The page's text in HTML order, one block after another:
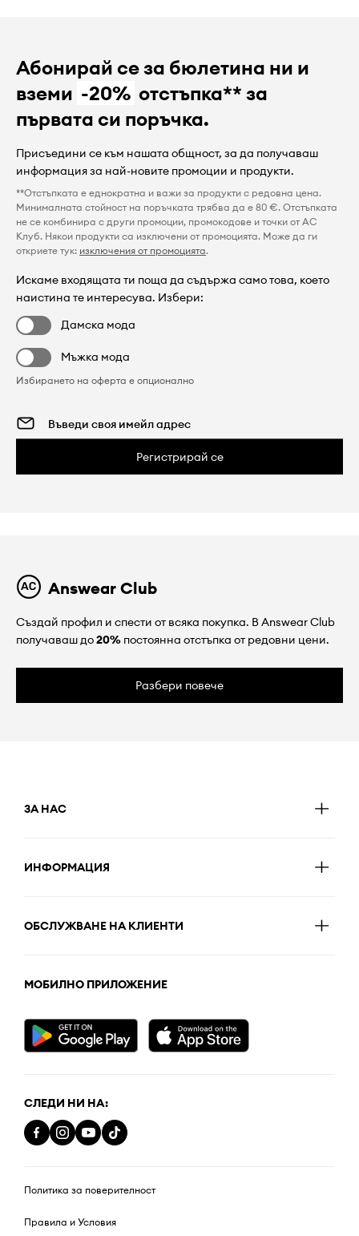
Абонирай се за бюлетина ни и
вземи -20% отстъпка** за
първата си поръчка.
Присъедини се към нашата общност, за да получаваш
информация за най-новите промоции и продукти.
**Отстъпката е еднократна и важи за продукти с редовна цена.
Минималната стойност на поръчката трябва да е 80 €. Отстъпката
не се комбинира с други промоции, промокодове и точки от AC
Клуб. Някои продукти са изключени от промоцията. Може да ги
откриете тук: изключения от промоцията.
Искаме входящата ти поща да съдържа само това, което
наистина те интересува. Избери:
Дамска мода
Мъжка мода
Избирането на оферта е опционално
Регистрирай се
Answear Club
Създай профил и спести от всяка покупка. В Answear Club
получаваш до20% постоянна отстъпка от редовни цени.
Разбери повече
ЗА НАС
ИНФОРМАЦИЯ
ОБСЛУЖВАНЕ НА КЛИЕНТИ
МОБИЛНО ПРИЛОЖЕНИЕ
СЛЕДИ НИ НА:
Политика за поверителност
Правила и Условия